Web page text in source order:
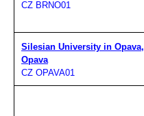
CZ BRNO01
Silesian University in Opava,
Opava
CZ OPAVA01